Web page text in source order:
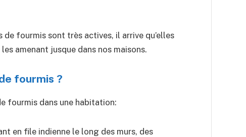
fourmis sont très actives, il arrive qu’elles
amenant jusque dans nos maisons.
fourmis ?
fourmis dans une habitation:
en file indienne le long des murs, des